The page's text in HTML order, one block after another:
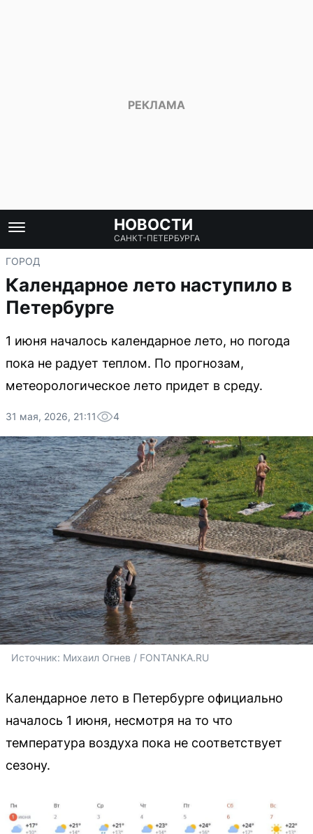
НОВОСТИ
САНКТ-ПЕТЕРБУРГА
ГОРОД
Календарное лето наступило в
Петербурге
1 июня началось календарное лето, но погода
пока не радует теплом. По прогнозам,
метеорологическое лето придет в среду.
31 мая, 2026, 21:11 4
Источник: Михаил Огнев / FONTANKA.RU
Календарное лето в Петербурге официально
началось 1 июня, несмотря на то что
температура воздуха пока не соответствует
сезону.